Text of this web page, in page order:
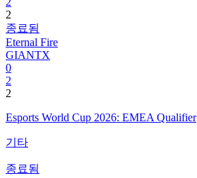
2
종료됨
Eternal Fire
GIANTX
0
2
2
Esports World Cup 2026: EMEA Qualifier
기타
종료됨